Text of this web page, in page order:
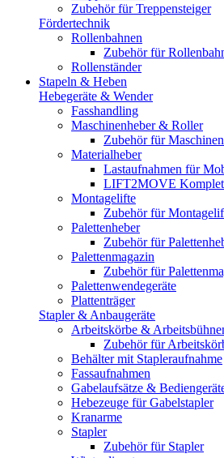
Zubehör für Treppensteiger
Fördertechnik
Rollenbahnen
Zubehör für
Rollenständer
Stapeln & Heben
Hebegeräte & Wender
Fasshandling
Maschinenheber & Roller
Zubehör für
Materialheber
Lastaufnahmen für
LIFT2MOVE
Montagelifte
Zubehör für
Palettenheber
Zubehör für
Palettenmagazin
Zubehör für
Palettenwendegeräte
Plattenträger
Stapler & Anbaugeräte
Arbeitskörbe &
Zubehör für
Behälter mit Stapleraufnahme
Fassaufnahmen
Gabelaufsätze &
Hebezeuge für Gabelstapler
Kranarme
Stapler
Zubehör für Stapler